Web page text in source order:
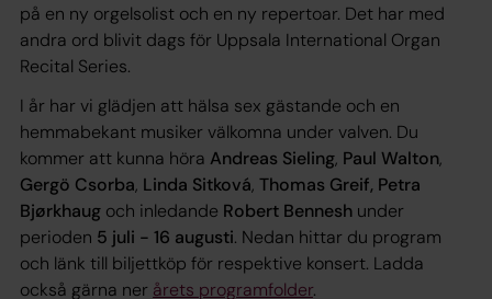
på en ny orgelsolist och en ny repertoar. Det har med
andra ord blivit dags för Uppsala International Organ
Recital Series.
I år har vi glädjen att hälsa sex gästande och en
hemmabekant musiker välkomna under valven. Du
kommer att kunna höra Andreas Sieling, Paul Walton,
Gergö Csorba, Linda Sitková, Thomas Greif, Petra
Bjørkhaug och inledande Robert Bennesh under
perioden 5 juli - 16 augusti. Nedan hittar du program
och länk till biljettköp för respektive konsert. Ladda
också gärna ner årets programfolder.